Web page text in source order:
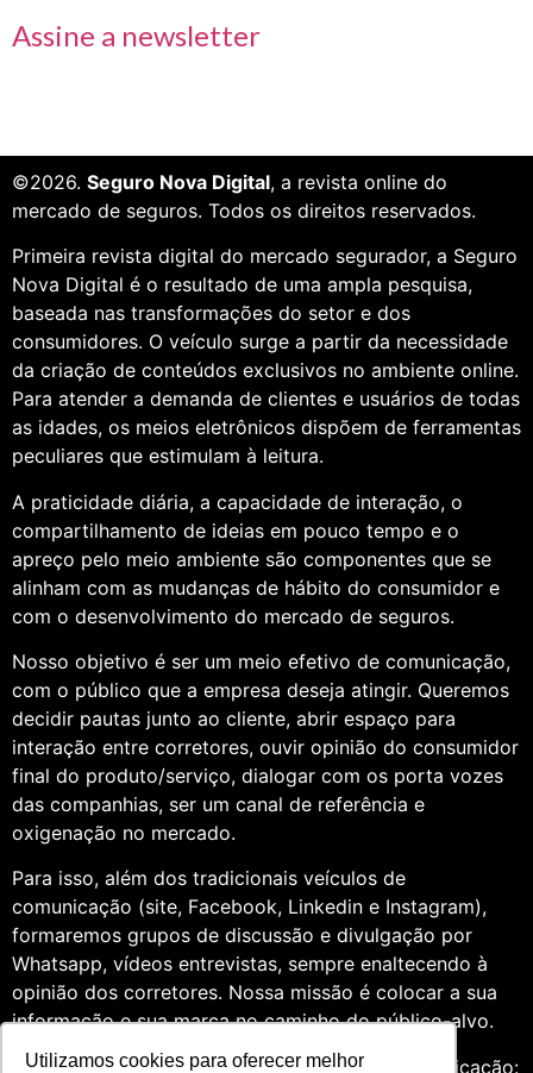
Utilizamos cookies para oferecer melhor
Assine a newsletter
©2026. Seguro Nova Digital, a revista online do
mercado de seguros. Todos os direitos reservados.
Primeira revista digital do mercado segurador, a Seguro
Nova Digital é o resultado de uma ampla pesquisa,
baseada nas transformações do setor e dos
consumidores. O veículo surge a partir da necessidade
da criação de conteúdos exclusivos no ambiente online.
Para atender a demanda de clientes e usuários de todas
as idades, os meios eletrônicos dispõem de ferramentas
peculiares que estimulam à leitura.
A praticidade diária, a capacidade de interação, o
compartilhamento de ideias em pouco tempo e o
apreço pelo meio ambiente são componentes que se
alinham com as mudanças de hábito do consumidor e
com o desenvolvimento do mercado de seguros.
Nosso objetivo é ser um meio efetivo de comunicação,
com o público que a empresa deseja atingir. Queremos
decidir pautas junto ao cliente, abrir espaço para
interação entre corretores, ouvir opinião do consumidor
final do produto/serviço, dialogar com os porta vozes
das companhias, ser um canal de referência e
oxigenação no mercado.
Para isso, além dos tradicionais veículos de
comunicação (site, Facebook, Linkedin e Instagram),
formaremos grupos de discussão e divulgação por
Whatsapp, vídeos entrevistas, sempre enaltecendo à
opinião dos corretores. Nossa missão é colocar a sua
informação e sua marca no caminho do público-alvo.
Somos profissionais formados na área de comunicação: